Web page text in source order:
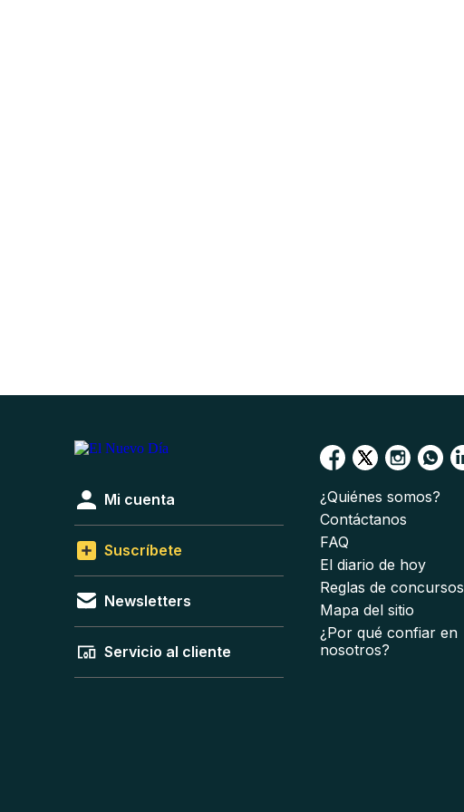
Mi cuenta
Suscríbete
Newsletters
Servicio al cliente
¿Quiénes somos?
Contáctanos
FAQ
El diario de hoy
Reglas de concursos
Mapa del sitio
¿Por qué confiar en
nosotros?